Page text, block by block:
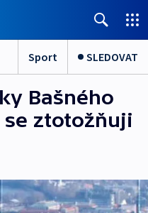
Sport SLEDOVAT
Bašného
se ztotožňuji